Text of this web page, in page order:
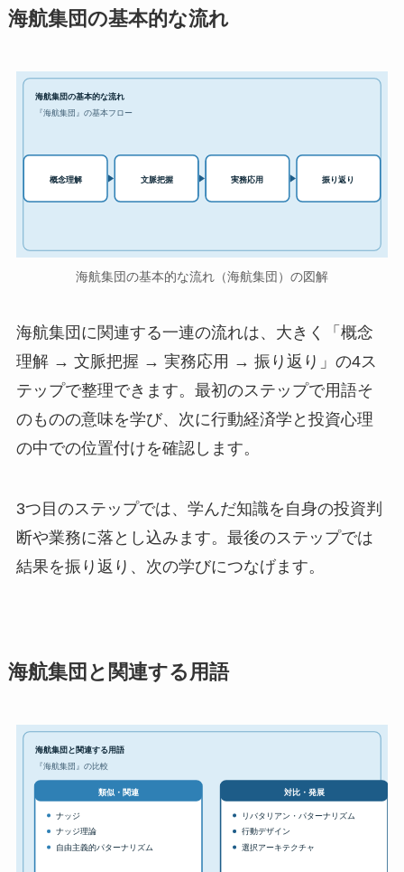
海航集団の基本的な流れ
海航集団の基本的な流れ
『海航集団』の基本フロー
概念理解 文脈把握 実務応用 振り返り
海航集団の基本的な流れ（海航集団）の図解
海航集団に関連する一連の流れは、大きく「概念
理解 → 文脈把握 → 実務応用 → 振り返り」の4ス
テップで整理できます。最初のステップで用語そ
のものの意味を学び、次に行動経済学と投資心理
の中での位置付けを確認します。
3つ目のステップでは、学んだ知識を自身の投資判
断や業務に落とし込みます。最後のステップでは
結果を振り返り、次の学びにつなげます。
海航集団と関連する用語
海航集団と関連する用語
『海航集団』の比較
類似・関連
ナッジ
ナッジ理論
自由主義的パターナリズム
対比・発展
リバタリアン・パターナリズム
行動デザイン
選択アーキテクチャ